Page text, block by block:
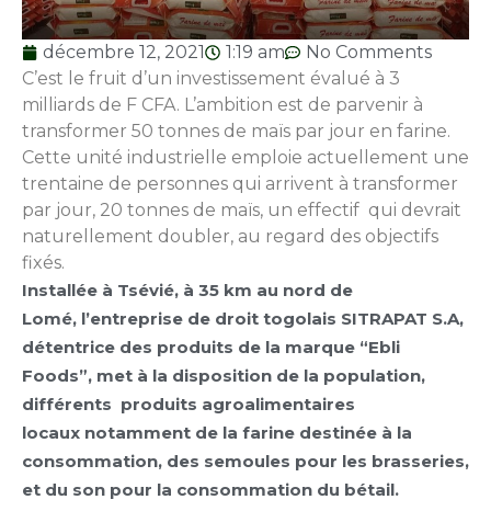
décembre 12, 2021 1:19 am
No Comments
C’est le fruit d’un investissement évalué à 3
milliards de F CFA. L’ambition est de parvenir à
transformer 50 tonnes de maïs par jour en farine.
Cette unité industrielle emploie actuellement une
trentaine de personnes qui arrivent à transformer
par jour, 20 tonnes de maïs, un effectif qui devrait
naturellement doubler, au regard des objectifs
fixés.
Installée à Tsévié, à 35 km au nord de
Lomé, l’entreprise de droit togolais SITRAPAT S.A,
détentrice des produits de la marque “Ebli
Foods”, met à la disposition de la population,
différents produits agroalimentaires
locaux notamment de la farine destinée à la
consommation, des semoules pour les brasseries,
et du son pour la consommation du bétail.